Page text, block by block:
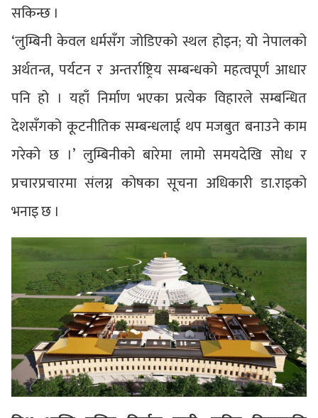
सकिन्छ ।
‘लुम्बिनी केवल धर्मसँग जोडिएको स्थल होइन; यो नेपालको
अर्थतन्त्र, पर्यटन र अन्तर्राष्ट्रिय सम्बन्धको महत्वपूर्ण आधार
पनि हो । यहाँ निर्माण भएका प्रत्येक विहारले सम्बन्धित
देशसँगको कूटनीतिक सम्बन्धलाई थप मजबुत बनाउने काम
गरेको छ ।’ लुम्बिनीको बारेमा लामो समयदेखि सोध र
प्रचारप्रचारमा संलग्न कोषका सूचना अधिकारी डा.राइको
भनाइ छ ।